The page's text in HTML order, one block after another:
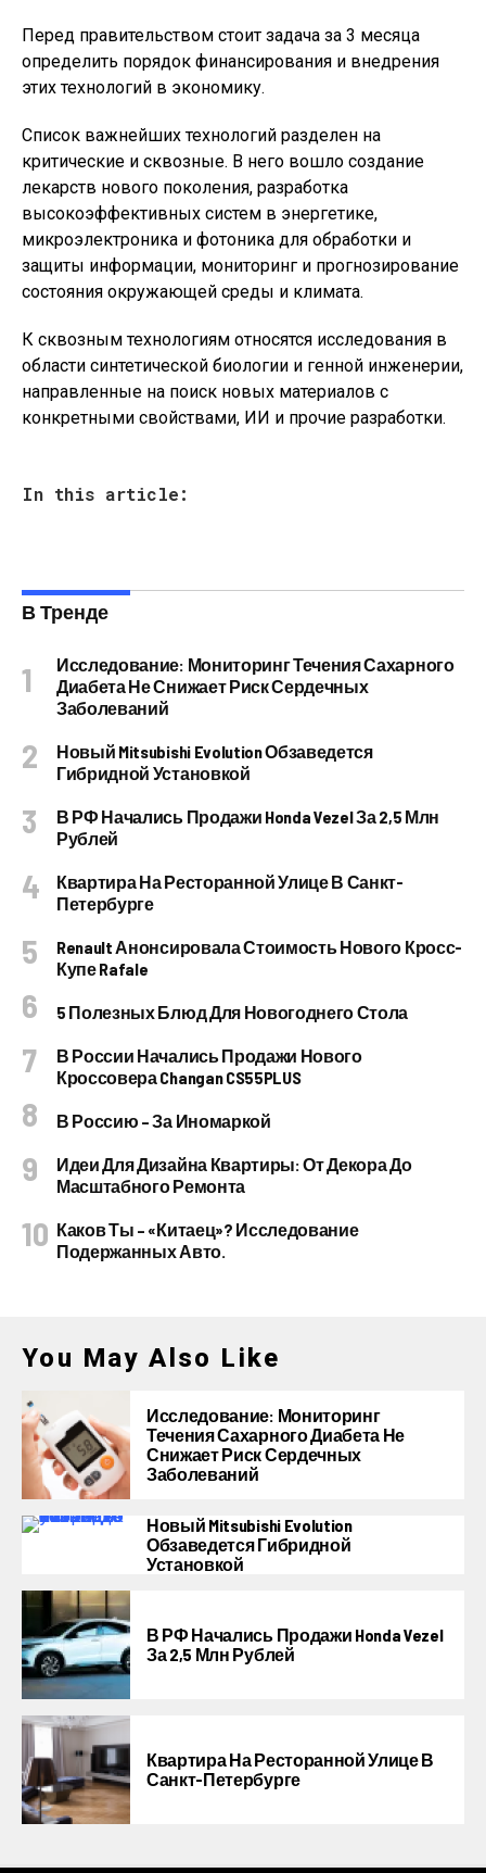
Перед правительством стоит задача за 3 месяца
определить порядок финансирования и внедрения
этих технологий в экономику.
Список важнейших технологий разделен на
критические и сквозные. В него вошло создание
лекарств нового поколения, разработка
высокоэффективных систем в энергетике,
микроэлектроника и фотоника для обработки и
защиты информации, мониторинг и прогнозирование
состояния окружающей среды и климата.
К сквозным технологиям относятся исследования в
области синтетической биологии и генной инженерии,
направленные на поиск новых материалов с
конкретными свойствами, ИИ и прочие разработки.
In this article:
В Тренде
Исследование: Мониторинг Течения Сахарного
Диабета Не Снижает Риск Сердечных
Заболеваний
Новый Mitsubishi Evolution Обзаведется
Гибридной Установкой
В РФ Начались Продажи Honda Vezel За 2,5 Млн
Рублей
Квартира На Ресторанной Улице В Санкт-
Петербурге
Renault Анонсировала Стоимость Нового Кросс-
Купе Rafale
5 Полезных Блюд Для Новогоднего Стола
В России Начались Продажи Нового
Кроссовера Changan CS55PLUS
В Россию – За Иномаркой
Идеи Для Дизайна Квартиры: От Декора До
Масштабного Ремонта
Каков Ты – «китаец»? Исследование
Подержанных Авто.
You May Also Like
Исследование: Мониторинг
Течения Сахарного Диабета Не
Снижает Риск Сердечных
Заболеваний
Новый Mitsubishi Evolution
Обзаведется Гибридной
Установкой
В РФ Начались Продажи Honda Vezel
За 2,5 Млн Рублей
Квартира На Ресторанной Улице В
Санкт-Петербурге